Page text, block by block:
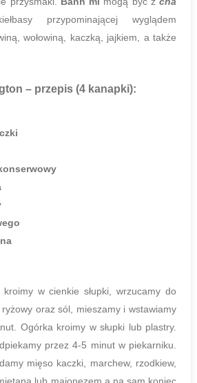
przypominającej wyglądem
wołowiną, kaczką, jajkiem, a także
– przepis (4 kanapki):
w cienkie słupki, wrzucamy do
oraz sól, mieszamy i wstawiamy
Ogórka kroimy w słupki lub plastry.
przez 4-5 minut w piekarniku.
mięso kaczki, marchew, rzodkiew,